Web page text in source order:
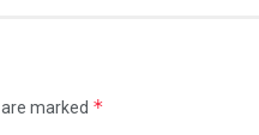
marked *